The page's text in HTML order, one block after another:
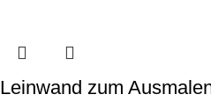
Leinwand zum